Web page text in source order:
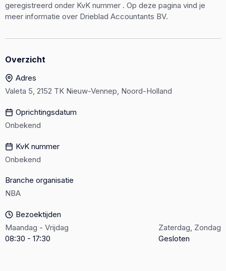
geregistreerd onder KvK nummer . Op deze pagina vind je
meer informatie over Drieblad Accountants BV.
Overzicht
Adres
Valeta 5, 2152 TK Nieuw-Vennep, Noord-Holland
Oprichtingsdatum
Onbekend
KvK nummer
Onbekend
Branche organisatie
NBA
Bezoektijden
Maandag - Vrijdag
08:30 - 17:30
Zaterdag, Zondag
Gesloten